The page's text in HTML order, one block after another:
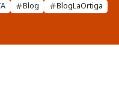
Blog BlogLaOrtiga